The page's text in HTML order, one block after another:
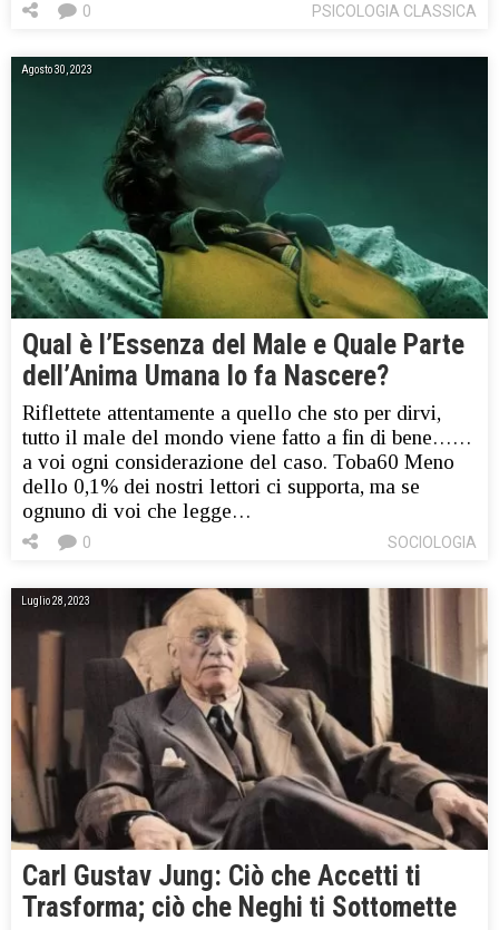
PSICOLOGIA CLASSICA
0
Agosto 30, 2023
Qual è l’Essenza del Male e Quale Parte
dell’Anima Umana lo fa Nascere?
Riflettete attentamente a quello che sto per dirvi,
tutto il male del mondo viene fatto a fin di bene……
a voi ogni considerazione del caso. Toba60 Meno
dello 0,1% dei nostri lettori ci supporta, ma se
ognuno di voi che legge…
SOCIOLOGIA
0
Luglio 28, 2023
Carl Gustav Jung: Ciò che Accetti ti
Trasforma; ciò che Neghi ti Sottomette